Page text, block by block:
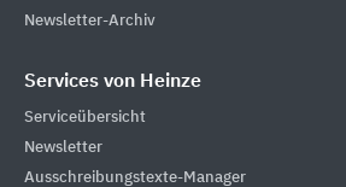
Newsletter-Archiv
Services von Heinze
Serviceübersicht
Newsletter
Ausschreibungstexte-Manager